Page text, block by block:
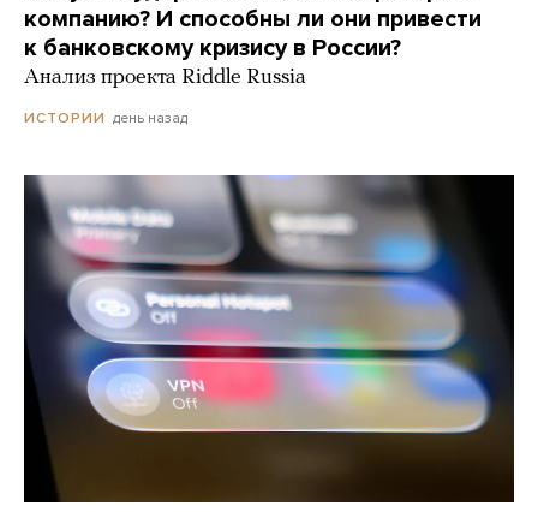
компанию? И способны ли они привести
к банковскому кризису в России?
Анализ проекта Riddle Russia
ИСТОРИИ день назад